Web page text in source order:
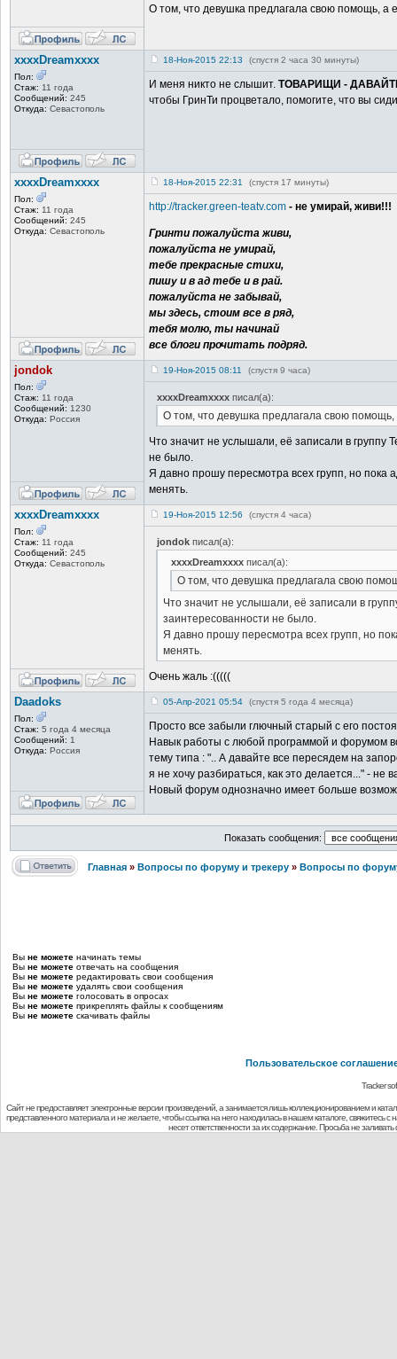
О том, что девушка предлагала свою помощь, а
xxxxDreamxxxx
Пол:
Стаж: 11 года
Сообщений: 245
Откуда: Севастополь
18-Ноя-2015 22:13 (спустя 2 часа 30 минуты)
И меня никто не слышит. ТОВАРИЩИ -
чтобы ГринТи процветало, помогите, что вы
xxxxDreamxxxx
Пол:
Стаж: 11 года
Сообщений: 245
Откуда: Севастополь
18-Ноя-2015 22:31 (спустя 17 минуты)
http://tracker.green-teatv.com - не умирай, живи!!!
Гринти пожалуйста живи,
пожалуйста не умирай,
тебе прекрасные стихи,
пишу и в ад тебе и в рай.
пожалуйста не забывай,
мы здесь, стоим все в ряд,
тебя молю, ты начинай
все блоги прочитать подряд.
jondok
Пол:
Стаж: 11 года
Сообщений: 1230
Откуда: Россия
19-Ноя-2015 08:11 (спустя 9 часа)
xxxxDreamxxxxписал(а):
О том, что девушка предлагала свою
Что значит не услышали, её записали в группу
не было.
Я давно прошу пересмотра всех групп, но пока
менять.
xxxxDreamxxxx
Пол:
Стаж: 11 года
Сообщений: 245
Откуда: Севастополь
19-Ноя-2015 12:56 (спустя 4 часа)
jondokписал(а):
xxxxDreamxxxxписал(а):
О том, что девушка предлагала свою
Что значит не услышали, её записали в
заинтересованности не было.
Я давно прошу пересмотра всех групп, но
менять.
Очень жаль :(((((
Daadoks
Пол:
Стаж: 5 года 4 месяца
Сообщений: 1
Откуда: Россия
05-Апр-2021 05:54 (спустя 5 года 4 месяца)
Просто все забыли глючный старый с его
Навык работы с любой программой и форумом
тему типа : ".. А давайте все пересядем на
я не хочу разбираться, как это делается..." - не
Новый форум однозначно имеет больше
Показать сообщения:
Главная » Вопросы по форуму и трекеру » Вопросы по
Вы не можете начинать темы
Вы не можете отвечать на сообщения
Вы не можете редактировать свои сообщения
Вы не можете удалять свои сообщения
Вы не можете голосовать в опросах
Вы не можете прикреплять файлы к сообщениям
Вы не можете скачивать файлы
Пользовательское
Tracker
Сайт не предоставляет электронные версии произведений, а занимается лишь коллекционированием и
представленного материала и не желаете, чтобы ссылка на него находилась в нашем каталоге,
несет ответственности за их содержание. Просьба не